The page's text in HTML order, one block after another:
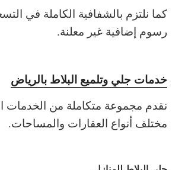
كما نلتزم بالشفافية الكاملة في
رسوم إضافية غير معلنة.
خدمات جلي وتلميع البلاط بالرياض
نقدم مجموعة متكاملة من الخدمات
مختلف أنواع العقارات والمساحات.